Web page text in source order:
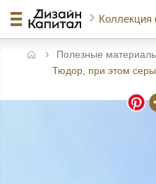
Коллекция
Полезные
Тюдор, при этом